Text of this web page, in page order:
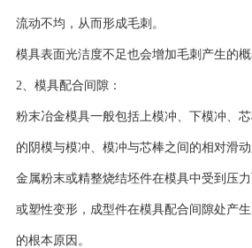
流动不均，从而形成毛刺。
模具表面光洁度不足也会增加毛刺产生的概
2、模具配合间隙：
粉末冶金模具一般包括上模冲、下模冲、
的阴模与模冲、模冲与芯棒之间的相对滑
金属粉末或精整烧结坯件在模具中受到压
或塑性变形，成型件在模具配合间隙处产
的根本原因。